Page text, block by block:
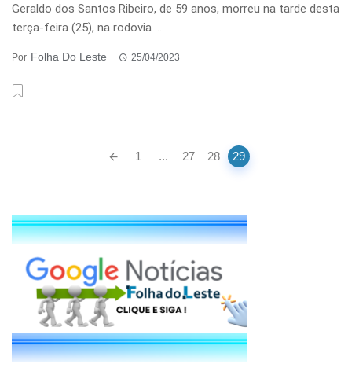
Geraldo dos Santos Ribeiro, de 59 anos, morreu na tarde desta
terça-feira (25), na rodovia ...
Por Folha Do Leste 25/04/2023
1 ... 27 28 29